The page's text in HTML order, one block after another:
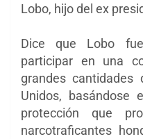
Lobo, hijo del ex
Dice que Lobo
participar en una
grandes
Unidos, basándose
protección que
narcotraficantes